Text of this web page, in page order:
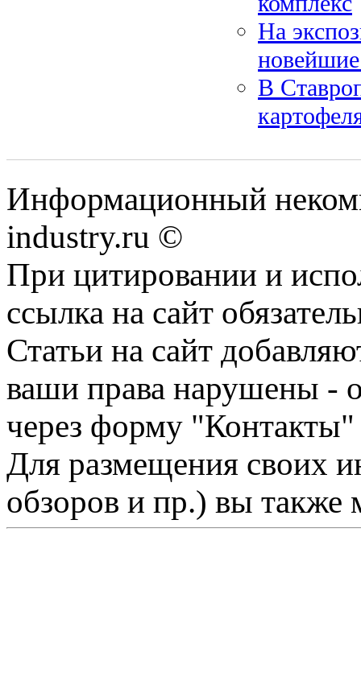
На
новейшие
В
Информационный
industry.ru ©
При цитировании и
ссылка на сайт
Статьи на сайт
ваши права нарушены -
через форму "Контакты"
Для размещения своих
обзоров и пр.) вы также